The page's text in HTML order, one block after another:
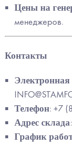
Цены на
менеджеров.
Контакты
Электронная
Телефон: +7
Адрес склада
График